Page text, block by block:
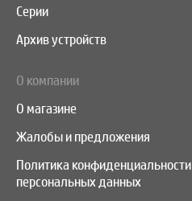
Серии
Архив устройств
О компании
О магазине
Жалобы и предложения
Политика конфиденциальности
персональных данных